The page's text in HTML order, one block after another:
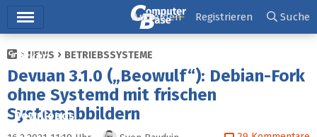
Ticker
Tests
Downloads
Anmelden Registrieren Suche
NEWS BETRIEBSSYSTEME
Devuan 3.1.0 („Beowulf“): Debian-Fork
ohne Systemd mit frischen
Systemabbildern